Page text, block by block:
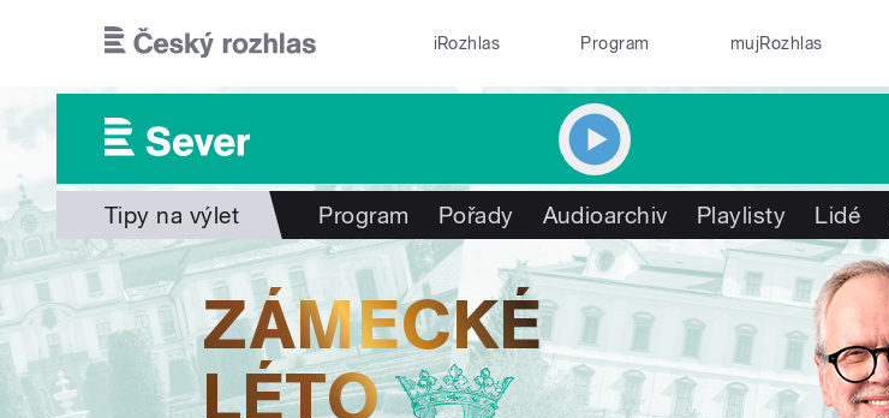
iRozhlas Program mujRozhlas
Tipy na výlet Program Pořady Audioarchiv Playlisty Lidé